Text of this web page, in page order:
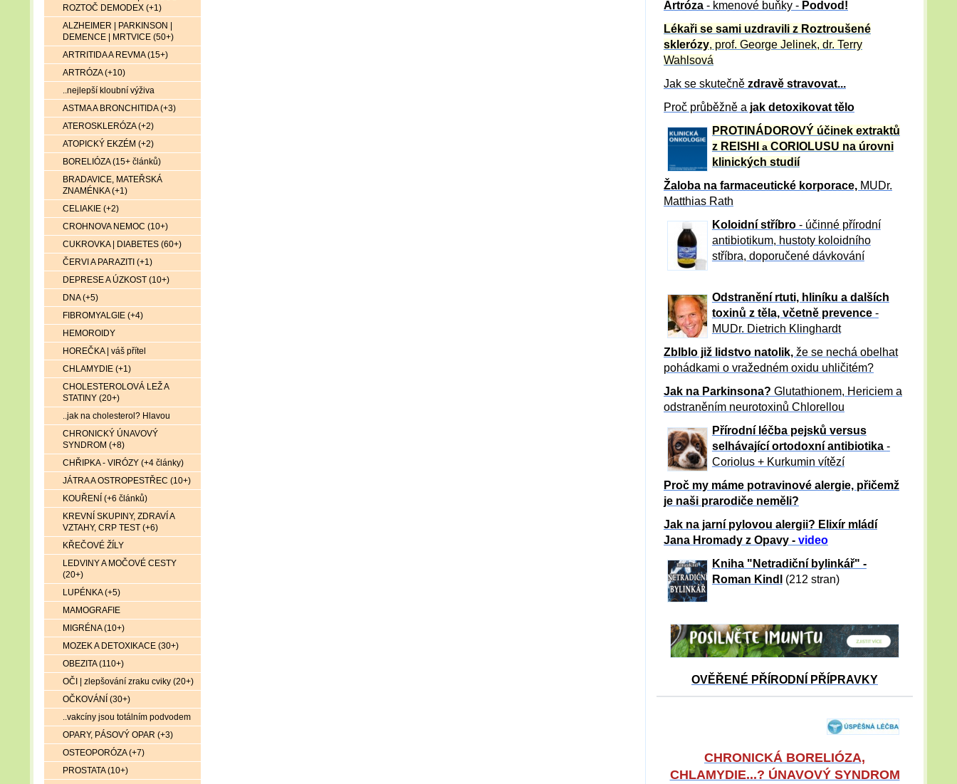
Artróza - kmenové buňky - Podvod!
Lékaři se sami uzdravili z Roztroušené
sklerózy, prof. George Jelinek, dr. Terry
Wahlsová
Jak se skutečně zdravě stravovat...
Proč průběžně a jak detoxikovat tělo
PROTINÁDOROVÝ účinek extraktů
z REISHI a CORIOLUSU na úrovni
klinických studií
Žaloba na farmaceutické korporace, MUDr.
Matthias Rath
Koloidní stříbro- účinné přírodní
antibiotikum, hustoty koloidního
stříbra, doporučené dávkování
Odstranění rtuti, hliníku a dalších
toxinů z těla, včetně prevence -
MUDr. Dietrich Klinghardt
Zblblo již lidstvo natolik, že se nechá obelhat
pohádkami o vražedném oxidu uhličitém?
Jak na Parkinsona? Glutathionem, Hericiem a
odstraněním neurotoxinů Chlorellou
Přírodní léčba pejsků versus
selhávající ortodoxní antibiotika -
Coriolus + Kurkumin vítězí
Proč my máme potravinové alergie, přičemž
je naši prarodiče neměli?
Jak na jarní pylovou alergii? Elixír mládí
Jana Hromady z Opavy - video
Kniha "Netradiční bylinkář" -
Roman Kindl
(212 stran)
OVĚŘENÉ PŘÍRODNÍ PŘÍPRAVKY
CHRONICKÁ BORELIÓZA,
CHLAMYDIE...? ÚNAVOVÝ SYNDROM
ROZTOČ DEMODEX (+1)
ALZHEIMER | PARKINSON |
DEMENCE | MRTVICE (50+)
ARTRITIDA A REVMA (15+)
ARTRÓZA (+10)
..nejlepší kloubní výživa
ASTMA A BRONCHITIDA (+3)
ATEROSKLERÓZA (+2)
ATOPICKÝ EKZÉM (+2)
BORELIÓZA (15+ článků)
BRADAVICE, MATEŘSKÁ
ZNAMÉNKA (+1)
CELIAKIE (+2)
CROHNOVA NEMOC (10+)
CUKROVKA | DIABETES (60+)
ČERVI A PARAZITI (+1)
DEPRESE A ÚZKOST (10+)
DNA (+5)
FIBROMYALGIE (+4)
HEMOROIDY
HOREČKA | váš přítel
CHLAMYDIE (+1)
CHOLESTEROLOVÁ LEŽ A
STATINY (20+)
..jak na cholesterol? Hlavou
CHRONICKÝ ÚNAVOVÝ
SYNDROM (+8)
CHŘIPKA - VIRÓZY (+4 články)
JÁTRA A OSTROPESTŘEC (10+)
KOUŘENÍ (+6 článků)
KREVNÍ SKUPINY, ZDRAVÍ A
VZTAHY, CRP TEST (+6)
KŘEČOVÉ ŽÍLY
LEDVINY A MOČOVÉ CESTY
(20+)
LUPÉNKA (+5)
MAMOGRAFIE
MIGRÉNA (10+)
MOZEK A DETOXIKACE (30+)
OBEZITA (110+)
OČI | zlepšování zraku cviky (20+)
OČKOVÁNÍ (30+)
..vakcíny jsou totálním podvodem
OPARY, PÁSOVÝ OPAR (+3)
OSTEOPORÓZA (+7)
PROSTATA (10+)